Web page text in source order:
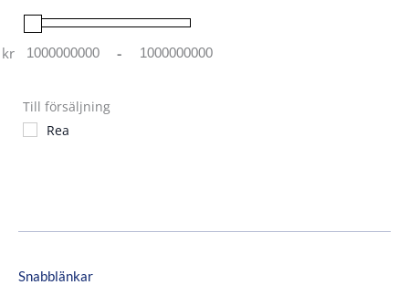
kr Minimum Price
-
Maximum Price
Till försäljning
Rea
Snabblänkar